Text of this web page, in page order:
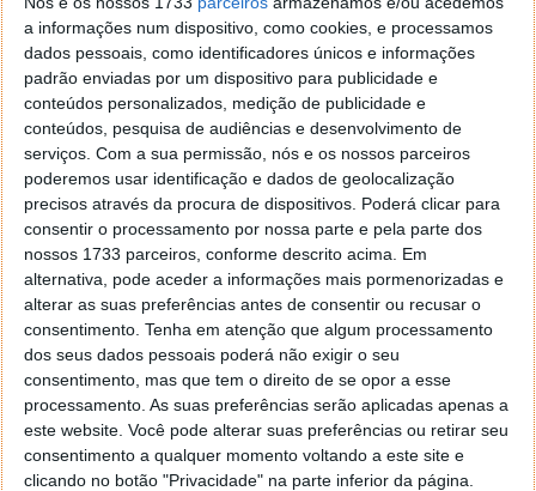
a informações num dispositivo, como cookies, e processamos
dados pessoais, como identificadores únicos e informações
padrão enviadas por um dispositivo para publicidade e
conteúdos personalizados, medição de publicidade e
conteúdos, pesquisa de audiências e desenvolvimento de
serviços. Com a sua permissão, nós e os nossos parceiros
poderemos usar identificação e dados de geolocalização
precisos através da procura de dispositivos. Poderá clicar para
consentir o processamento por nossa parte e pela parte dos
nossos 1733 parceiros, conforme descrito acima. Em
alternativa, pode aceder a informações mais pormenorizadas e
alterar as suas preferências antes de consentir ou recusar o
consentimento. Tenha em atenção que algum processamento
dos seus dados pessoais poderá não exigir o seu
consentimento, mas que tem o direito de se opor a esse
processamento. As suas preferências serão aplicadas apenas a
este website. Você pode alterar suas preferências ou retirar seu
consentimento a qualquer momento voltando a este site e
clicando no botão "Privacidade" na parte inferior da página.
platina (platinum silver) e o vermelho (flamenco red).
Este novo smartphone vem com o poderoso
processado Snapdragon 810 da Qualcomm e o CPU
Quad-core 1.5 GHz Cortex-A53 & Quad-core 2 GHz
Cortex-A57, tem 2 GB de RAM e e 16 GB de
armazenamento interno ou 3 GB de RAM de 32 GB de
armazenamento interno, em ambos os casos
expansível até 128 GB.
Outra das suas especificações é a câmara principal de
13 MP com gravação a 4K e a frontal de 2.1 MP. A
versão do Android é a mais recente, a 5.0 Lollipop e a
bateria não removível conta com 3000 mAh e que é
passível de carregamento mais rápido do que o
comum.